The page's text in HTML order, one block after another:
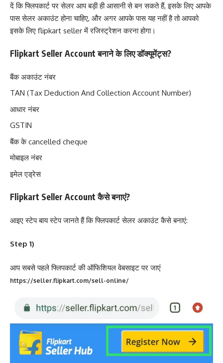
दें कि फ्लिपकार्ट पर सेलर आप बड़ी ही आसानी से बन सकते हैं, इसके लिए आपके
पास सेलर अकाउंट होना चाहिए, और अगर आपके पास यह नहीं है तो आपको
इसके लिए flipkart seller में रजिस्ट्रेशन करना होगा।
Flipkart Seller Account बनाने के लिए डॉक्यूमेंट्स?
बैंक अकाउंट नंबर
TAN (Tax Deduction And Collection Account Number)
आधार नंबर
GSTIN
बैंक के cancelled cheque
मोबाइल नंबर
इमेल एड्रेस
Flipkart Seller Account कैसे बनाएं?
आइए स्टेप बाय स्टेप जानते हैं कि फ्लिपकार्ट सेलर अकाउंट कैसे बनाएं:
Step 1)
आप सबसे पहले फ्लिपकार्ट की ऑफिशियल वेबसाइट पर जाएं
https://seller.flipkart.com/sell-online/